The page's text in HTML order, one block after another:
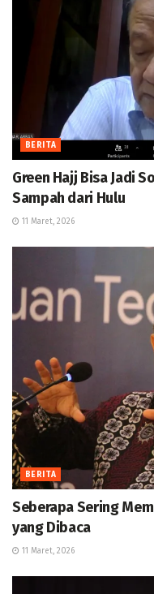
BERITA
Green Hajj Bisa Jadi
Sampah dari Hulu
11 Maret, 2026
BERITA
Seberapa Sering
yang Dibaca
11 Maret, 2026